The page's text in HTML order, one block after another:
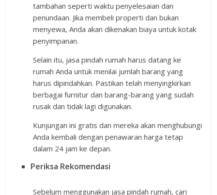
tambahan seperti waktu penyelesaian dan
penundaan. Jika membeli properti dan bukan
menyewa, Anda akan dikenakan biaya untuk kotak
penyimpanan.
Selain itu, jasa pindah rumah harus datang ke
rumah Anda untuk menilai jumlah barang yang
harus dipindahkan. Pastikan telah menyingkirkan
berbagai furnitur dan barang-barang yang sudah
rusak dan tidak lagi digunakan.
Kunjungan ini gratis dan mereka akan menghubungi
Anda kembali dengan penawaran harga tetap
dalam 24 jam ke depan.
Periksa Rekomendasi
Sebelum menggunakan jasa pindah rumah, cari